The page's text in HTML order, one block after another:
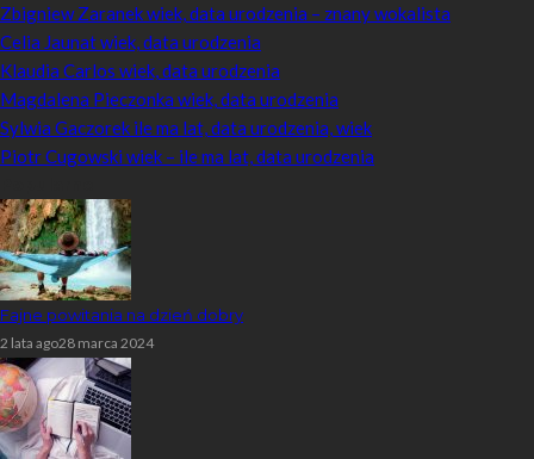
Zbigniew Zaranek wiek, data urodzenia – znany wokalista
Celia Jaunat wiek, data urodzenia
Klaudia Carlos wiek, data urodzenia
Magdalena Pieczonka wiek, data urodzenia
Sylwia Gaczorek ile ma lat, data urodzenia, wiek
Piotr Cugowski wiek – ile ma lat, data urodzenia
Fajne powitania na dzień dobry
2 lata ago28 marca 2024